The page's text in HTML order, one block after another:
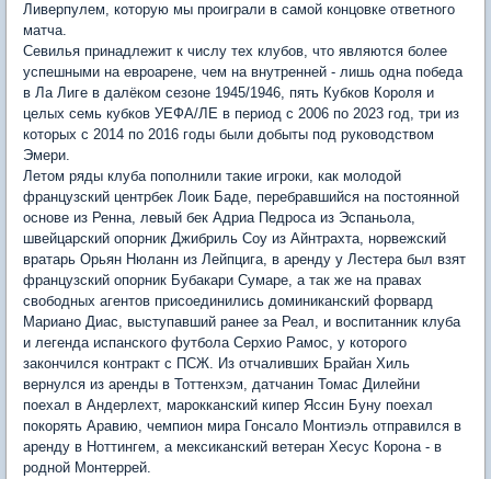
Ливерпулем, которую мы проиграли в самой концовке ответного
матча.
Севилья принадлежит к числу тех клубов, что являются более
успешными на евроарене, чем на внутренней - лишь одна победа
в Ла Лиге в далёком сезоне 1945/1946, пять Кубков Короля и
целых семь кубков УЕФА/ЛЕ в период с 2006 по 2023 год, три из
которых с 2014 по 2016 годы были добыты под руководством
Эмери.
Летом ряды клуба пополнили такие игроки, как молодой
французский центрбек Лоик Баде, перебравшийся на постоянной
основе из Ренна, левый бек Адриа Педроса из Эспаньола,
швейцарский опорник Джибриль Соу из Айнтрахта, норвежский
вратарь Орьян Нюланн из Лейпцига, в аренду у Лестера был взят
французский опорник Бубакари Сумаре, а так же на правах
свободных агентов присоединились доминиканский форвард
Мариано Диас, выступавший ранее за Реал, и воспитанник клуба
и легенда испанского футбола Серхио Рамос, у которого
закончился контракт с ПСЖ. Из отчаливших Брайан Хиль
вернулся из аренды в Тоттенхэм, датчанин Томас Дилейни
поехал в Андерлехт, марокканский кипер Яссин Буну поехал
покорять Аравию, чемпион мира Гонсало Монтиэль отправился в
аренду в Ноттингем, а мексиканский ветеран Хесус Корона - в
родной Монтеррей.